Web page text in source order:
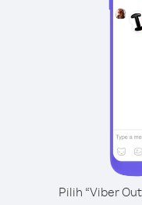
Pilih “Viber